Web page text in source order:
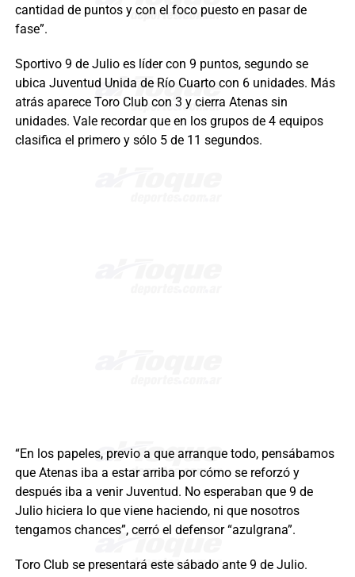
cantidad de puntos y con el foco puesto en pasar de
fase”.
Sportivo 9 de Julio es líder con 9 puntos, segundo se
ubica Juventud Unida de Río Cuarto con 6 unidades. Más
atrás aparece Toro Club con 3 y cierra Atenas sin
unidades. Vale recordar que en los grupos de 4 equipos
clasifica el primero y sólo 5 de 11 segundos.
“En los papeles, previo a que arranque todo, pensábamos
que Atenas iba a estar arriba por cómo se reforzó y
después iba a venir Juventud. No esperaban que 9 de
Julio hiciera lo que viene haciendo, ni que nosotros
tengamos chances”, cerró el defensor “azulgrana”.
Toro Club se presentará este sábado ante 9 de Julio.